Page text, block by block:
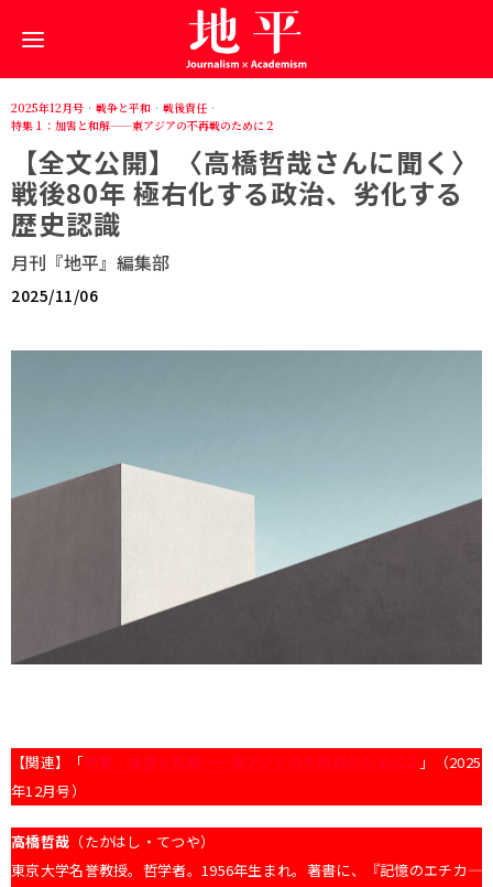
2025年12月号 · 戦争と平和 · 戦後責任 ·
特集１：加害と和解——東アジアの不再戦のために２
【全文公開】〈高橋哲哉さんに聞く〉
戦後80年 極右化する政治、劣化する
歴史認識
月刊『地平』編集部
2025/11/06
【関連】「特集：加害と和解ーー東アジアの不再戦のために２ 」（2025
年12月号）
高橋哲哉 （たかはし・てつや）
東京大学名誉教授。哲学者。1956年生まれ。著書に、『記憶のエチカ――